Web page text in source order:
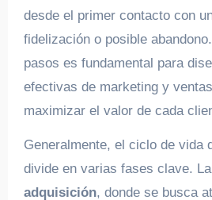
desde el primer contacto con
fidelización o posible
pasos es fundamental para
efectivas de marketing y
maximizar el valor de cada
Generalmente, el ciclo de vida
divide en varias fases clave.
adquisición, donde se busca